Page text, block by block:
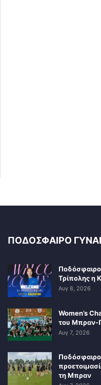
ΠΟΔΟΣΦΑΙΡΟ
Τρίπολης η
Αυγ 8, 2026
Women’s
του
Αυγ 7, 2026
τη Μπραν